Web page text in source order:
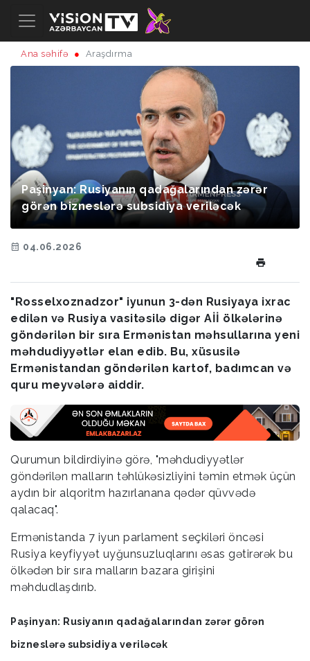
Ana səhifə Araşdırma
Paşinyan: Rusiyanın qadağalarından zərər
görən bizneslərə subsidiya veriləcək
04.06.2026
"Rosselxoznadzor" iyunun 3-dən Rusiyaya ixrac
edilən və Rusiya vasitəsilə digər Aİİ ölkələrinə
göndərilən bir sıra Ermənistan məhsullarına yeni
məhdudiyyətlər elan edib. Bu, xüsusilə
Ermənistandan göndərilən kartof, badımcan və
quru meyvələrə aiddir.
Qurumun bildirdiyinə görə, "məhdudiyyətlər
göndərilən malların təhlükəsizliyini təmin etmək üçün
aydın bir alqoritm hazırlanana qədər qüvvədə
qalacaq".
Ermənistanda 7 iyun parlament seçkiləri öncəsi
Rusiya keyfiyyət uyğunsuzluqlarını əsas gətirərək bu
ölkədən bir sıra malların bazara girişini
məhdudlaşdırıb.
Paşinyan: Rusiyanın qadağalarından zərər görən
bizneslərə subsidiya veriləcək